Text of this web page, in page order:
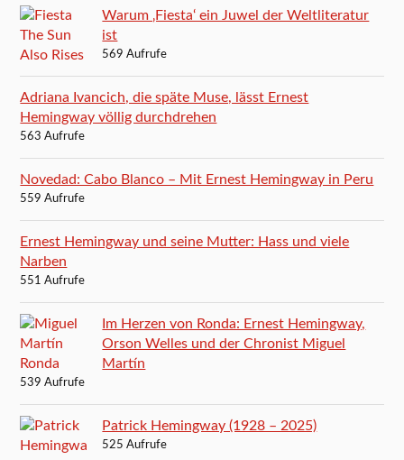
Warum ‚Fiesta‘ ein Juwel der Weltliteratur
ist
569 Aufrufe
Adriana Ivancich, die späte Muse, lässt Ernest
Hemingway völlig durchdrehen
563 Aufrufe
Novedad: Cabo Blanco – Mit Ernest Hemingway in Peru
559 Aufrufe
Ernest Hemingway und seine Mutter: Hass und viele
Narben
551 Aufrufe
Im Herzen von Ronda: Ernest Hemingway,
Orson Welles und der Chronist Miguel
Martín
539 Aufrufe
Patrick Hemingway (1928 – 2025)
525 Aufrufe